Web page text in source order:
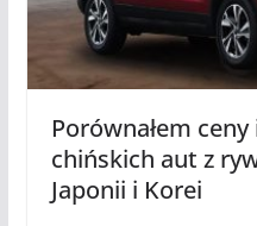
Porównałem
chińskich aut z
Japonii i Korei